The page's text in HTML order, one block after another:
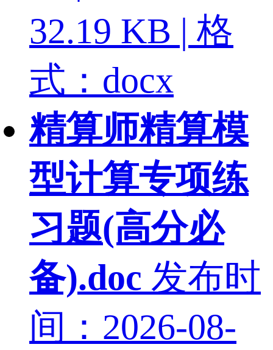
32.19 KB | 格
式：docx
精算师精算模
型计算专项练
习题(高分必
备).doc 发布时
间：2026-08-